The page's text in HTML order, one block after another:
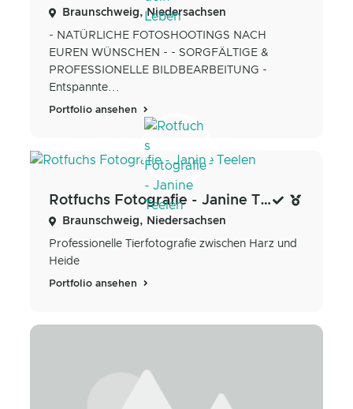
Braunschweig, Niedersachsen
- NATÜRLICHE FOTOSHOOTINGS NACH
EUREN WÜNSCHEN - - SORGFÄLTIGE &
PROFESSIONELLE BILDBEARBEITUNG -
Entspannte...
Portfolio ansehen
Rotfuchs Fotografie - Janine Teelen
Braunschweig, Niedersachsen
Professionelle Tierfotografie zwischen Harz und
Heide
Portfolio ansehen